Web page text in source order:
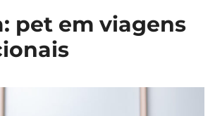
pet em viagens